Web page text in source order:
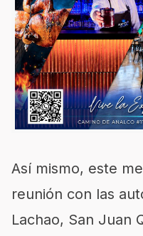
Así mismo, este
reunión con las
Lachao, San Juan